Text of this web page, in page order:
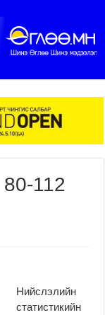
112
Нийслэлийн
статистикийн